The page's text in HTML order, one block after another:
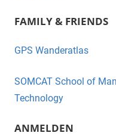
c
e
o
o
k
tt
er
FAMILY & FRIENDS
GPS Wanderatlas
SOMCAT School of
Technology
ANMELDEN